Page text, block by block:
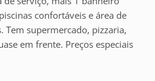
confortáveis e área de
Tem supermercado, pizzaria,
em frente. Preços especiais